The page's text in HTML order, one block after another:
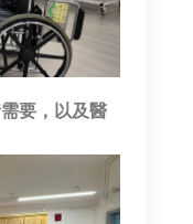
要，以及醫